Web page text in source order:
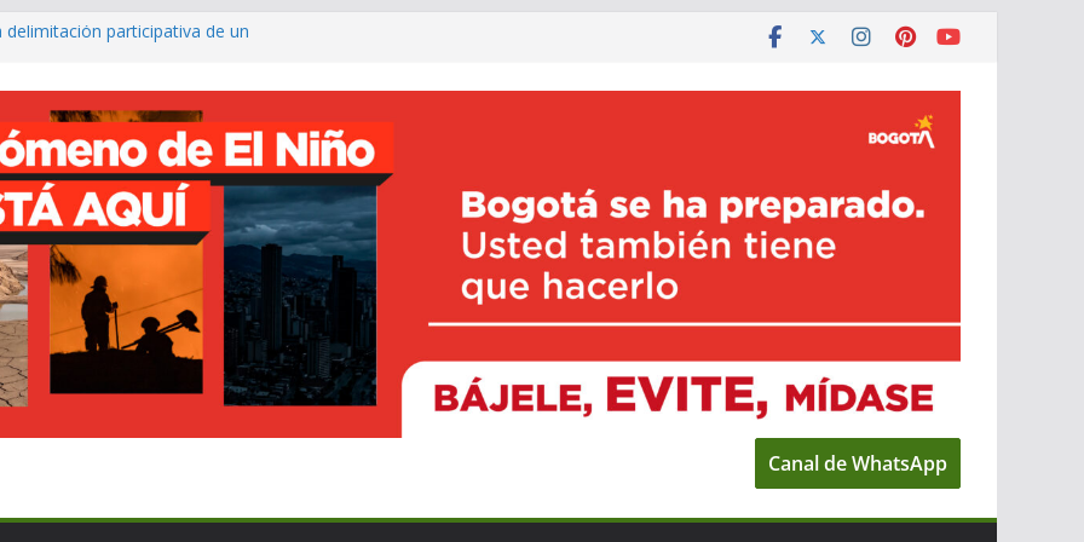
participativa de un
con prueba piloto para
inclusivo con entrega de sillas
adaptado
para fortalecer el turismo y los
Canal de WhatsApp